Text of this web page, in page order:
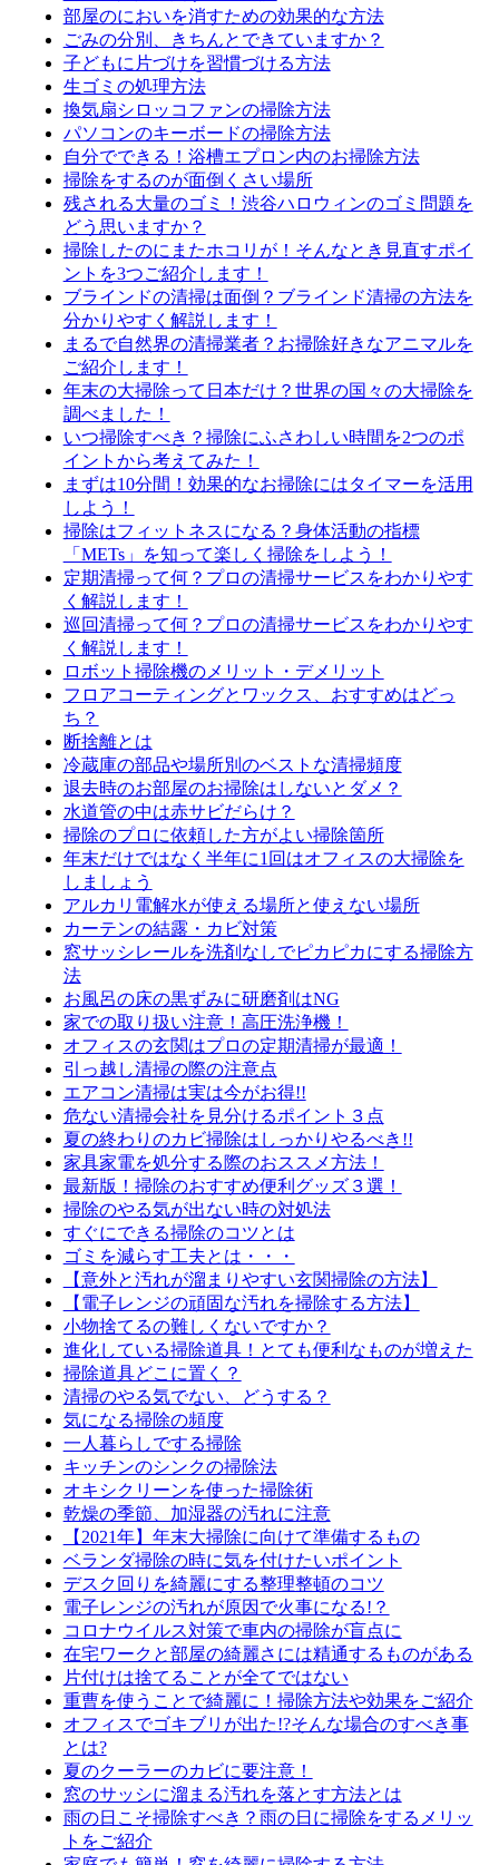
部屋のにおいを消すための効果的な方法
ごみの分別、きちんとできていますか？
子どもに片づけを習慣づける方法
生ゴミの処理方法
換気扇シロッコファンの掃除方法
パソコンのキーボードの掃除方法
自分でできる！浴槽エプロン内のお掃除方法
掃除をするのが面倒くさい場所
残される大量のゴミ！渋谷ハロウィンのゴミ問題を
どう思いますか？
掃除したのにまたホコリが！そんなとき見直すポイ
ントを3つご紹介します！
ブラインドの清掃は面倒？ブラインド清掃の方法を
分かりやすく解説します！
まるで自然界の清掃業者？お掃除好きなアニマルを
ご紹介します！
年末の大掃除って日本だけ？世界の国々の大掃除を
調べました！
いつ掃除すべき？掃除にふさわしい時間を2つのポ
イントから考えてみた！
まずは10分間！効果的なお掃除にはタイマーを活用
しよう！
掃除はフィットネスになる？身体活動の指標
「METs」を知って楽しく掃除をしよう！
定期清掃って何？プロの清掃サービスをわかりやす
く解説します！
巡回清掃って何？プロの清掃サービスをわかりやす
く解説します！
ロボット掃除機のメリット・デメリット
フロアコーティングとワックス、おすすめはどっ
ち？
断捨離とは
冷蔵庫の部品や場所別のベストな清掃頻度
退去時のお部屋のお掃除はしないとダメ？
水道管の中は赤サビだらけ？
掃除のプロに依頼した方がよい掃除箇所
年末だけではなく半年に1回はオフィスの大掃除を
しましょう
アルカリ電解水が使える場所と使えない場所
カーテンの結露・カビ対策
窓サッシレールを洗剤なしでピカピカにする掃除方
法
お風呂の床の黒ずみに研磨剤はNG
家での取り扱い注意！高圧洗浄機！
オフィスの玄関はプロの定期清掃が最適！
引っ越し清掃の際の注意点
エアコン清掃は実は今がお得!!
危ない清掃会社を見分けるポイント３点
夏の終わりのカビ掃除はしっかりやるべき!!
家具家電を処分する際のおススメ方法！
最新版！掃除のおすすめ便利グッズ３選！
掃除のやる気が出ない時の対処法
すぐにできる掃除のコツとは
ゴミを減らす工夫とは・・・
【意外と汚れが溜まりやすい玄関掃除の方法】
【電子レンジの頑固な汚れを掃除する方法】
小物捨てるの難しくないですか？
進化している掃除道具！とても便利なものが増えた
掃除道具どこに置く？
清掃のやる気でない、どうする？
気になる掃除の頻度
一人暮らしでする掃除
キッチンのシンクの掃除法
オキシクリーンを使った掃除術
乾燥の季節、加湿器の汚れに注意
【2021年】年末大掃除に向けて準備するもの
ベランダ掃除の時に気を付けたいポイント
デスク回りを綺麗にする整理整頓のコツ
電子レンジの汚れが原因で火事になる!？
コロナウイルス対策で車内の掃除が盲点に
在宅ワークと部屋の綺麗さには精通するものがある
片付けは捨てることが全てではない
重曹を使うことで綺麗に！掃除方法や効果をご紹介
オフィスでゴキブリが出た!?そんな場合のすべき事
とは?
夏のクーラーのカビに要注意！
窓のサッシに溜まる汚れを落とす方法とは
雨の日こそ掃除すべき？雨の日に掃除をするメリッ
トをご紹介